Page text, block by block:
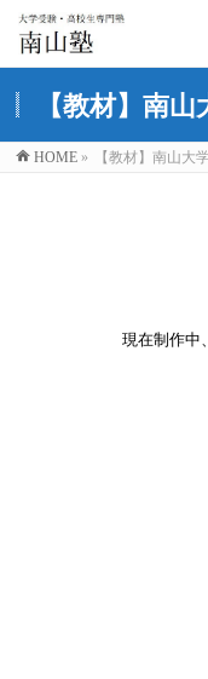
【教材】南
HOME » 【教材】南山大
現在制作中